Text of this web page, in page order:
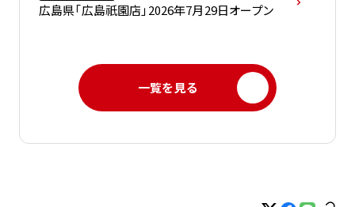
広島県「広島祇園店」2026年7月29日オープン
一覧を見る